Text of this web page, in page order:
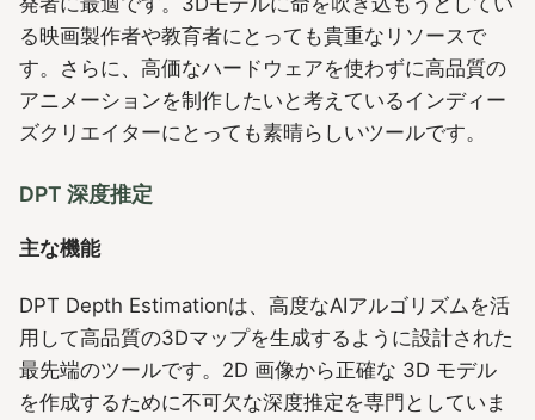
る映画製作者や教育者にとっても貴重なリソースで
す。さらに、高価なハードウェアを使わずに高品質の
アニメーションを制作したいと考えているインディー
ズクリエイターにとっても素晴らしいツールです。
DPT 深度推定
主な機能
DPT Depth Estimationは、高度なAIアルゴリズムを活
用して高品質の3Dマップを生成するように設計された
最先端のツールです。2D 画像から正確な 3D モデル
を作成するために不可欠な深度推定を専門としていま